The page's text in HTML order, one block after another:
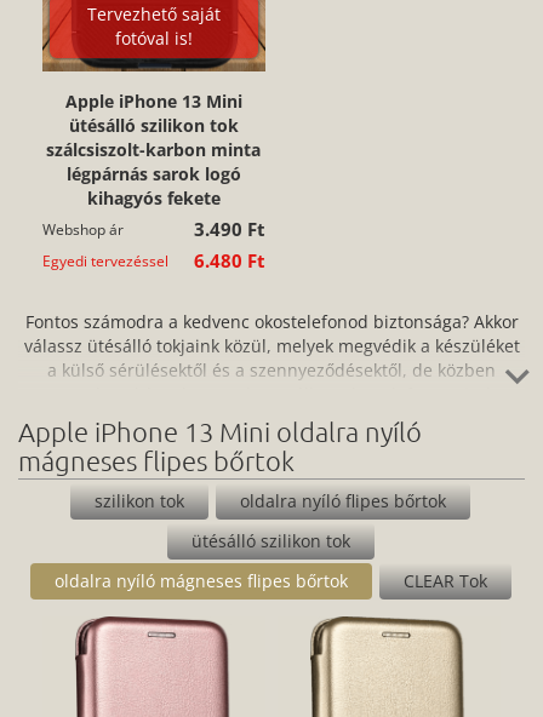
Tervezhető saját
fotóval is!
Apple iPhone 13 Mini
ütésálló szilikon tok
szálcsiszolt-karbon minta
légpárnás sarok logó
kihagyós fekete
Webshop ár 3.490 Ft
Egyedi tervezéssel 6.480 Ft
Fontos számodra a kedvenc okostelefonod biztonsága? Akkor
válassz ütésálló tokjaink közül, melyek megvédik a készüléket
a külső sérülésektől és a szennyeződésektől, de közben
nem is lenne rajta. Könnyen felhelyezhető telefontokjaink
között találsz közepesen ütésálló és ütésálló tokokat is,
számos színben és verzióban. Kínálatunkban olyan gyártók
termékeit megtalálod, mint a BASEUS, az IMAK vagy a
Spiegen.
Apple iPhone 13 Mini oldalra nyíló
mágneses flipes bőrtok
szilikon tok
oldalra nyíló flipes bőrtok
ütésálló szilikon tok
oldalra nyíló mágneses flipes bőrtok
CLEAR Tok